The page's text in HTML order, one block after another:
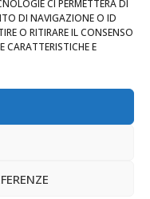
CI PERMETTERÀ DI
DI NAVIGAZIONE O ID
O RITIRARE IL CONSENSO
CARATTERISTICHE E